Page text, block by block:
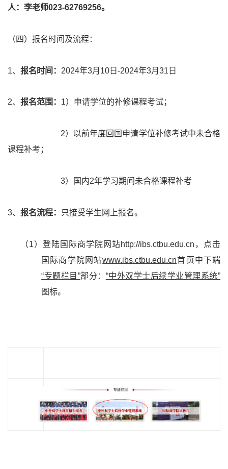
人：李老师023-62769256。
（四）报名时间及流程：
1、 报名时间： 2024年3月 10 日 -2024年3月 31 日
2、 报名范围： 1）申请学位的补修课程考试；
2）以前年度回国申请学位补修考试中未合格
课程补考；
3）国内2年学习期间未合格课程补考
3、 报名流程： 只接受学生网上报名。
（1）登陆国际商学院网站http://ibs.ctbu.edu.cn ，点击
国际商学院网站www.ibs.ctbu.edu.cn首页中下端
“专题栏目”部分： “中外双学士后续学业管理系统”
图标。